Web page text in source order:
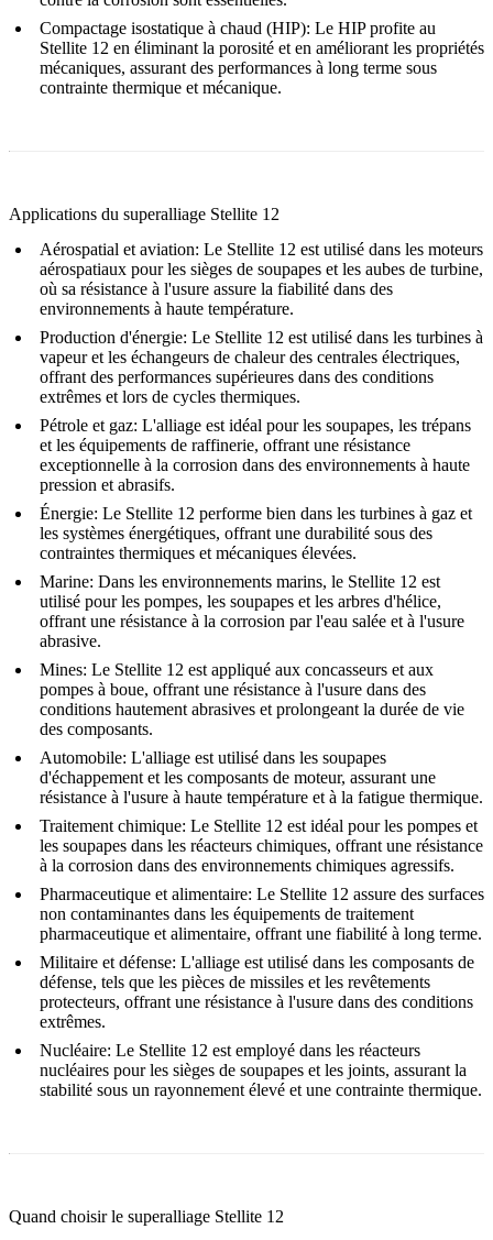
Compactage isostatique à chaud (HIP): Le HIP profite au
Stellite 12 en éliminant la porosité et en améliorant les propriétés
mécaniques, assurant des performances à long terme sous
contrainte thermique et mécanique.
Applications du superalliage Stellite 12
Aérospatial et aviation: Le Stellite 12 est utilisé dans les moteurs
aérospatiaux pour les sièges de soupapes et les aubes de turbine,
où sa résistance à l'usure assure la fiabilité dans des
environnements à haute température.
Production d'énergie: Le Stellite 12 est utilisé dans les turbines à
vapeur et les échangeurs de chaleur des centrales électriques,
offrant des performances supérieures dans des conditions
extrêmes et lors de cycles thermiques.
Pétrole et gaz: L'alliage est idéal pour les soupapes, les trépans
et les équipements de raffinerie, offrant une résistance
exceptionnelle à la corrosion dans des environnements à haute
pression et abrasifs.
Énergie: Le Stellite 12 performe bien dans les turbines à gaz et
les systèmes énergétiques, offrant une durabilité sous des
contraintes thermiques et mécaniques élevées.
Marine: Dans les environnements marins, le Stellite 12 est
utilisé pour les pompes, les soupapes et les arbres d'hélice,
offrant une résistance à la corrosion par l'eau salée et à l'usure
abrasive.
Mines: Le Stellite 12 est appliqué aux concasseurs et aux
pompes à boue, offrant une résistance à l'usure dans des
conditions hautement abrasives et prolongeant la durée de vie
des composants.
Automobile: L'alliage est utilisé dans les soupapes
d'échappement et les composants de moteur, assurant une
résistance à l'usure à haute température et à la fatigue thermique.
Traitement chimique: Le Stellite 12 est idéal pour les pompes et
les soupapes dans les réacteurs chimiques, offrant une résistance
à la corrosion dans des environnements chimiques agressifs.
Pharmaceutique et alimentaire: Le Stellite 12 assure des surfaces
non contaminantes dans les équipements de traitement
pharmaceutique et alimentaire, offrant une fiabilité à long terme.
Militaire et défense: L'alliage est utilisé dans les composants de
défense, tels que les pièces de missiles et les revêtements
protecteurs, offrant une résistance à l'usure dans des conditions
extrêmes.
Nucléaire: Le Stellite 12 est employé dans les réacteurs
nucléaires pour les sièges de soupapes et les joints, assurant la
stabilité sous un rayonnement élevé et une contrainte thermique.
Quand choisir le superalliage Stellite 12